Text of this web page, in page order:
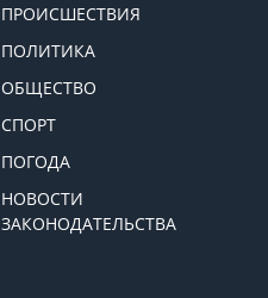
ПРОИСШЕСТВИЯ
ПОЛИТИКА
ОБЩЕСТВО
СПОРТ
ПОГОДА
НОВОСТИ
ЗАКОНОДАТЕЛЬСТВА